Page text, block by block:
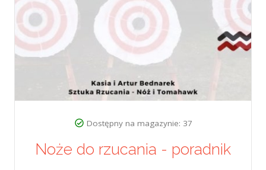
Dostępny na magazynie: 37
Noże do rzucania - poradnik